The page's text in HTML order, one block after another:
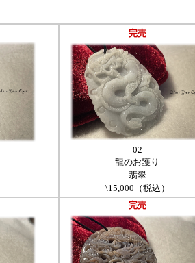
完売
02
龍のお護り
翡翠
\15,000（税込）
完売